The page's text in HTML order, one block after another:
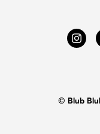
© Blub